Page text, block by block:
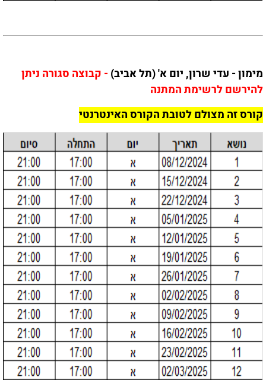
מימון - עדי שרון, יום א' (תל אביב)- קבוצה סגורה ניתן
להירשם לרשימת המתנה
קורס זה מצולם לטובת הקורס האינטרנטי